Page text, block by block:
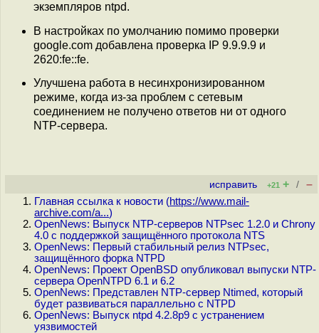
экземпляров ntpd.
В настройках по умолчанию помимо проверки
google.com добавлена проверка IP 9.9.9.9 и
2620:fe::fe.
Улучшена работа в несинхронизированном
режиме, когда из-за проблем с сетевым
соединением не получено ответов ни от одного
NTP-сервера.
исправить +21 + / –
Главная ссылка к новости (https://www.mail-
archive.com/a...)
OpenNews: Выпуск NTP-серверов NTPsec 1.2.0 и Сhrony
4.0 с поддержкой защищённого протокола NTS
OpenNews: Первый стабильный релиз NTPsec,
защищённого форка NTPD
OpenNews: Проект OpenBSD опубликовал выпуски NTP-
сервера OpenNTPD 6.1 и 6.2
OpenNews: Представлен NTP-сервер Ntimed, который
будет развиваться параллельно с NTPD
OpenNews: Выпуск ntpd 4.2.8p9 с устранением
уязвимостей